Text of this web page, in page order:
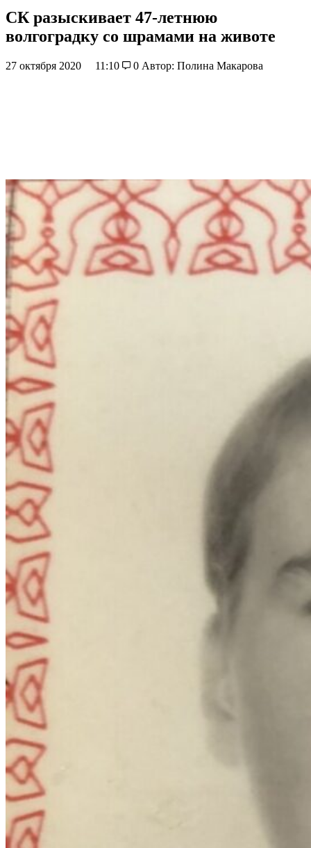
СК разыскивает 47-летнюю
волгоградку со шрамами на животе
27 октября 2020 11:10 0 Автор: Полина Макарова